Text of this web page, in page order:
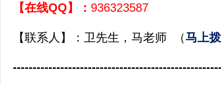
【在线QQ】： 936323587
【联系人】：卫先生，马老师 （马上